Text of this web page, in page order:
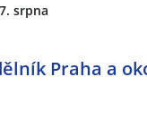
srpna
Praha a